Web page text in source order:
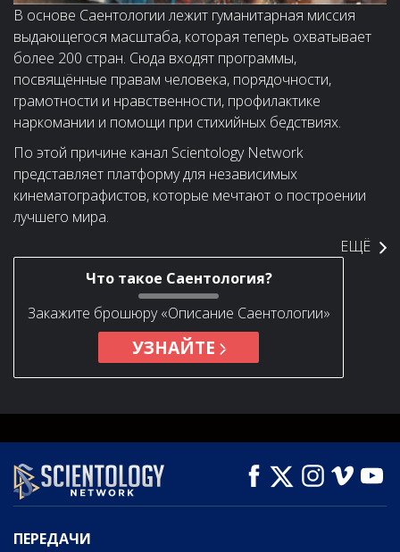
В основе Саентологии лежит гуманитарная миссия
выдающегося масштаба, которая теперь охватывает
более 200 стран. Сюда входят программы,
посвящённые правам человека, порядочности,
грамотности и нравственности, профилактике
наркомании и помощи при стихийных бедствиях.
По этой причине канал Scientology Network
представляет платформу для независимых
кинематографистов, которые мечтают о построении
лучшего мира.
ЕЩЁ
Что такое Саентология?
Закажите брошюру «Описание Саентологии»
УЗНАЙТЕ
ПЕРЕДАЧИ